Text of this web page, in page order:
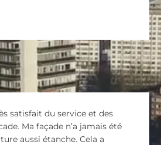
satisfait du service et des
Ma façade n’a jamais été
aussi étanche. Cela a